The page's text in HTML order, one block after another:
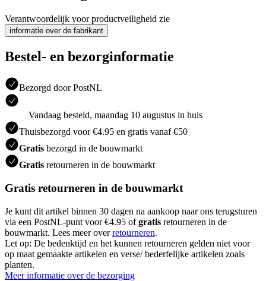
Verantwoordelijk voor productveiligheid zie
informatie over de fabrikant
Bestel- en bezorginformatie
Bezorgd door PostNL
Vandaag besteld, maandag 10 augustus in huis
Thuisbezorgd voor €4.95 en gratis vanaf €50
Gratis bezorgd in de bouwmarkt
Gratis retourneren in de bouwmarkt
Gratis retourneren in de bouwmarkt
Je kunt dit artikel binnen 30 dagen na aankoop naar ons terugsturen
via een PostNL-punt voor €4.95 ofgratis retourneren in de
bouwmarkt. Lees meer overretourneren.
Let op: De bedenktijd en het kunnen retourneren gelden niet voor
op maat gemaakte artikelen en verse/ bederfelijke artikelen zoals
planten.
Meer informatie over de bezorging